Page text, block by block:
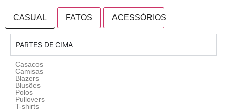
CASUAL FATOS ACESSÓRIOS
PARTES DE CIMA
Casacos
Camisas
Blazers
Blusões
Polos
Pullovers
T-shirts